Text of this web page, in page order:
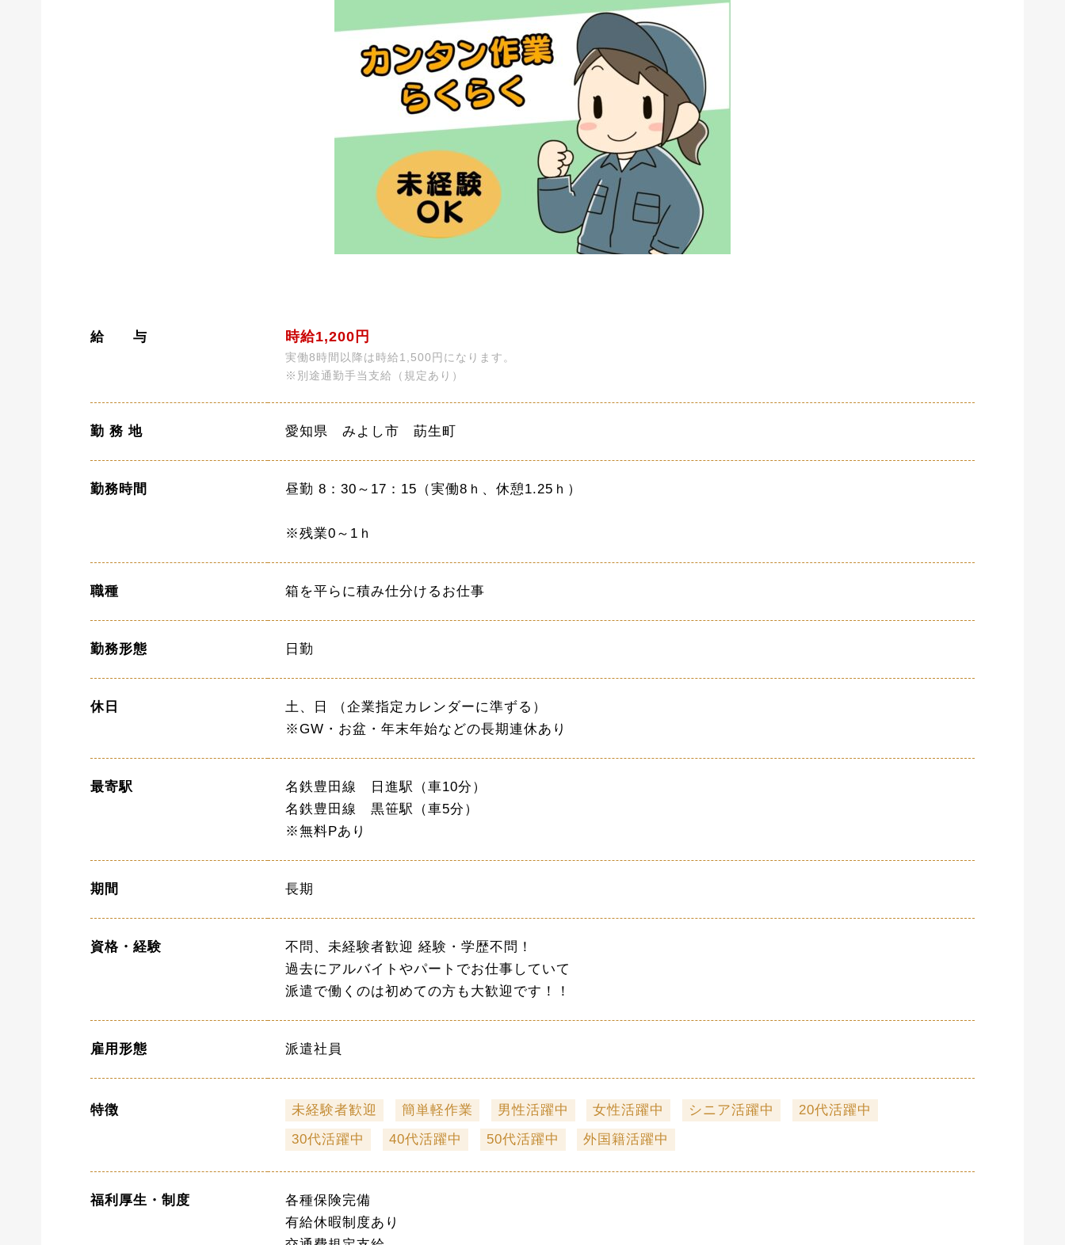
給 与 時給1,200円
実働8時間以降は時給1,500円になります。
※別途通勤手当支給（規定あり）
勤 務 地 愛知県 みよし市 莇生町
勤務時間 昼勤 8：30～17：15（実働8ｈ、休憩1.25ｈ）
※残業0～1ｈ
職種 箱を平らに積み仕分けるお仕事
勤務形態 日勤
休日
土、日 （企業指定カレンダーに準ずる）
※GW・お盆・年末年始などの長期連休あり
最寄駅
名鉄豊田線 日進駅（車10分）
名鉄豊田線 黒笹駅（車5分）
※無料Pあり
期間 長期
資格・経験
不問、未経験者歓迎 経験・学歴不問！
過去にアルバイトやパートでお仕事していて
派遣で働くのは初めての方も大歓迎です！！
雇用形態 派遣社員
特徴 未経験者歓迎 簡単軽作業 男性活躍中 女性活躍中 シニア活躍中
20代活躍中
30代活躍中
40代活躍中 50代活躍中 外国籍活躍中
福利厚生・制度
各種保険完備
有給休暇制度あり